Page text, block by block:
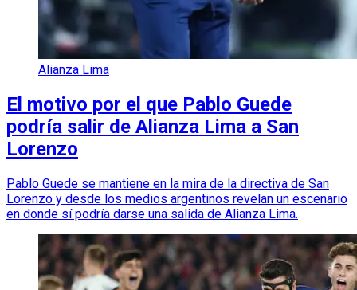
Alianza Lima
El motivo por el que Pablo Guede
podría salir de Alianza Lima a San
Lorenzo
Pablo Guede se mantiene en la mira de la directiva de San
Lorenzo y desde los medios argentinos revelan un escenario
en donde sí podría darse una salida de Alianza Lima.